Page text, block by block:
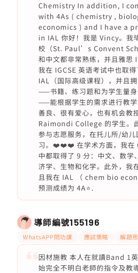
Chemistry In addition, I
with 4As ( chemistry ,
economics ) and I have a
in IAL 你好！我是 Vincy。我
校（St. Paul’s Convent
和中文都非常熟练，并且雅思
我在 IGCSE 英语考试中也取
IAL（国际高级课程），并且
——书籍、练习题和为学生量
——能根据学生的需求进行教学
善良、很有爱心，也有机会教
Raimondi College 的学生。
参与志愿服务，在托儿所/幼
习。❤️❤️❤️ 在学术方面，我在
中都取得了 9 分：中文、数学
济学、生物和化学。此外，我
且我在 IAL （ chem bio
预测成绩为 4A⭐️.
導師編號155196
WhatsAPP問功課 應試策略 解題
因材施教 本人在就讀Band 1
始完全不明白老師的指令及教